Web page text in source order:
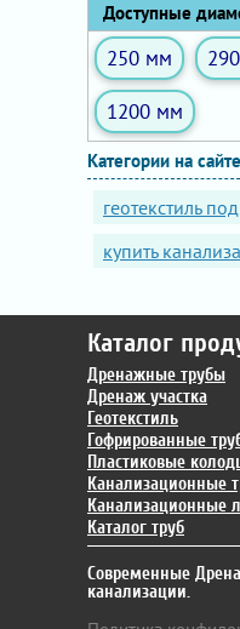
Доступные
250 мм
1200 мм
Категории на
геотекстиль
купить
Каталог
Дренажные трубы
Дренаж участка
Геотекстиль
Гофрированные
Пластиковые
Канализационные
Канализационные
Каталог труб
Современные
канализации.